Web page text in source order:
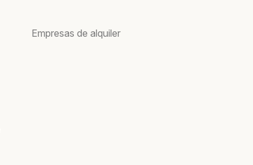
Empresas de alquiler